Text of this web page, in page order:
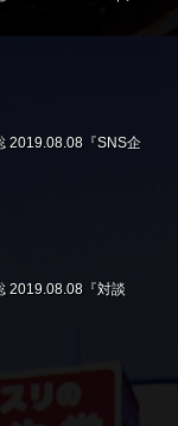
2019.08.08『SNS企
2019.08.08『対談